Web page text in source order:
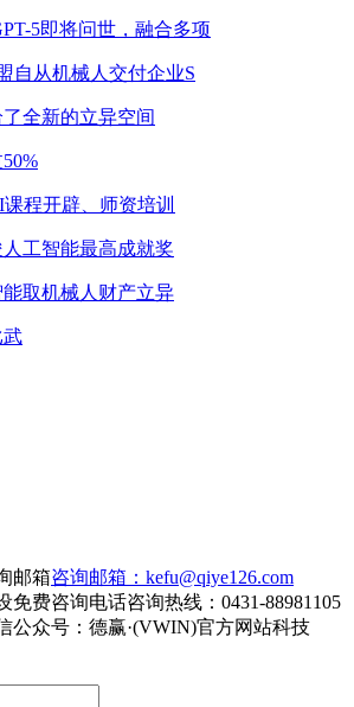
5即将问世，融合多项
自从机械人交付企业S
全新的立异空间
程开辟、师资培训
工智能最高成就奖
能取机械人财产立异
武
咨询邮箱：kefu@qiye126.com
咨询热线：0431-88981105
公众号：德赢·(VWIN)官方网站科技